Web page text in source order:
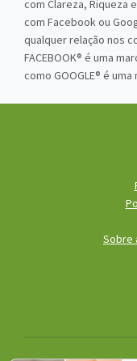
com Clareza, Riqueza
com Facebook ou
qualquer relação nos
FACEBOOK® é uma
como GOOGLE® é
Sobre